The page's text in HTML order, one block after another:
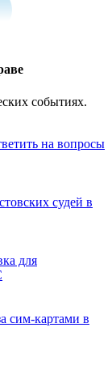
событиях.
на вопросы
судей в
для
сим-картами в